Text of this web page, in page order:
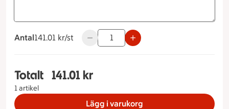
Antal
141.01 kronor styck
141.01 kr/st Använd knapparna för att minska
Totalt
1 artikel
Totalt 1 stycken Potatissallad Storlek 1 kg,
141.01 kr
Lägg i varukorg